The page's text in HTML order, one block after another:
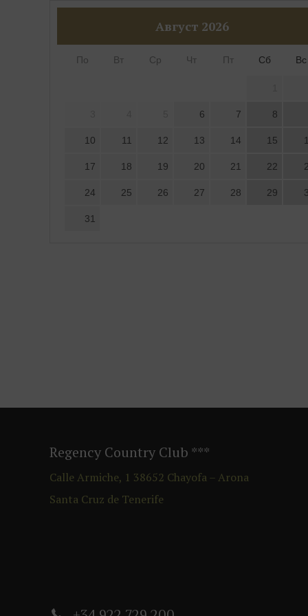
Август 2026
По Вт Ср Чт Пт Сб Вс
6 7 8
10 11 12 13 14 15
17 18 19 20 21 22
24 25 26 27 28 29
31
Regency Country Club ***
Calle Armiche, 1 38652 Chayofa – Arona
Santa Cruz de Tenerife